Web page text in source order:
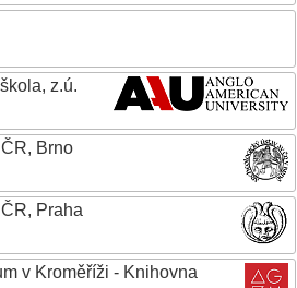
z.ú.
Brno
Praha
v Kroměříži - Knihovna